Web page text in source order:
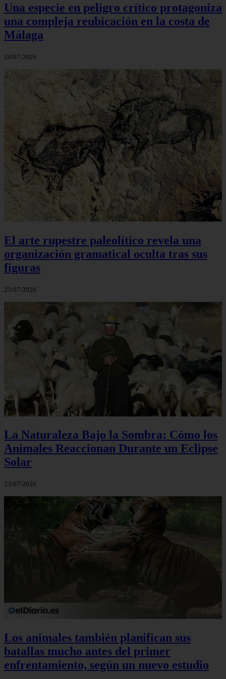
Una especie en peligro crítico protagoniza
una compleja reubicación en la costa de
Málaga
24/07/2026
El arte rupestre paleolítico revela una
organización gramatical oculta tras sus
figuras
23/07/2026
La Naturaleza Bajo la Sombra: Cómo los
Animales Reaccionan Durante un Eclipse
Solar
23/07/2026
Los animales también planifican sus
batallas mucho antes del primer
enfrentamiento, según un nuevo estudio